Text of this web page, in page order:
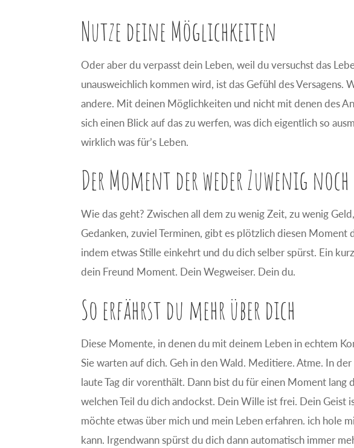
Nutze deine Möglichkeiten
Oder aber du verpasst dein Leben, weil du versuchst das
unausweichlich kommen wird, ist das Gefühl des Versagens.
andere. Mit deinen Möglichkeiten und nicht mit denen des
sich einen Blick auf das zu werfen, was dich eigentlich so
wirklich was für’s Leben.
Der Moment der weder Zuwenig
Wie das geht? Zwischen all dem zu wenig Zeit, zu wenig
Gedanken, zuviel Terminen, gibt es plötzlich diesen
indem etwas Stille einkehrt und du dich selber spürst. Ein
dein Freund Moment. Dein Wegweiser. Dein du.
So erfährst du mehr über dich
Diese Momente, in denen du mit deinem Leben in echtem
Sie warten auf dich. Geh in den Wald. Meditiere. Atme. In
laute Tag dir vorenthält. Dann bist du für einen Moment lang
welchen Teil du dich andockst. Dein Wille ist frei. Dein Geist
möchte etwas über mich und mein Leben erfahren. ich hole
kann. Irgendwann spürst du dich dann automatisch immer